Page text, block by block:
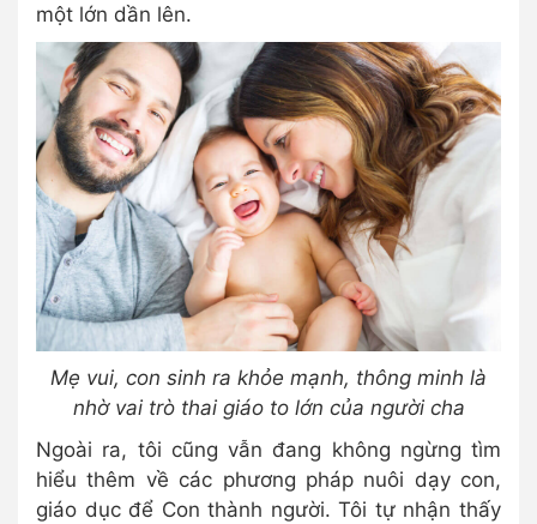
một lớn dần lên.
Mẹ vui, con sinh ra khỏe mạnh, thông minh là
nhờ vai trò thai giáo to lớn của người cha
Ngoài ra, tôi cũng vẫn đang không ngừng tìm
hiểu thêm về các phương pháp nuôi dạy con,
giáo dục để Con thành người. Tôi tự nhận thấy